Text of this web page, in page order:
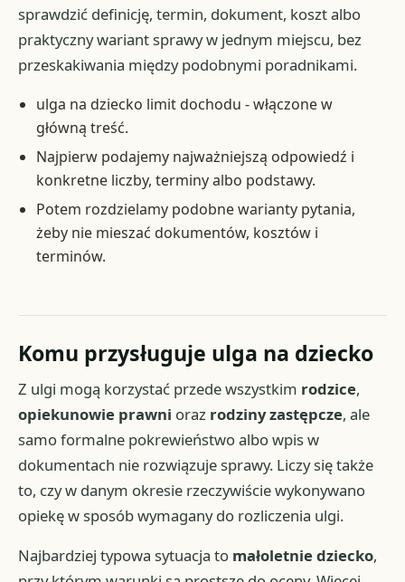
sprawdzić definicję, termin, dokument, koszt albo
praktyczny wariant sprawy w jednym miejscu, bez
przeskakiwania między podobnymi poradnikami.
ulga na dziecko limit dochodu - włączone w
główną treść.
Najpierw podajemy najważniejszą odpowiedź i
konkretne liczby, terminy albo podstawy.
Potem rozdzielamy podobne warianty pytania,
żeby nie mieszać dokumentów, kosztów i
terminów.
Komu przysługuje ulga na dziecko
Z ulgi mogą korzystać przede wszystkim rodzice,
opiekunowie prawni oraz rodziny zastępcze, ale
samo formalne pokrewieństwo albo wpis w
dokumentach nie rozwiązuje sprawy. Liczy się także
to, czy w danym okresie rzeczywiście wykonywano
opiekę w sposób wymagany do rozliczenia ulgi.
Najbardziej typowa sytuacja to małoletnie dziecko,